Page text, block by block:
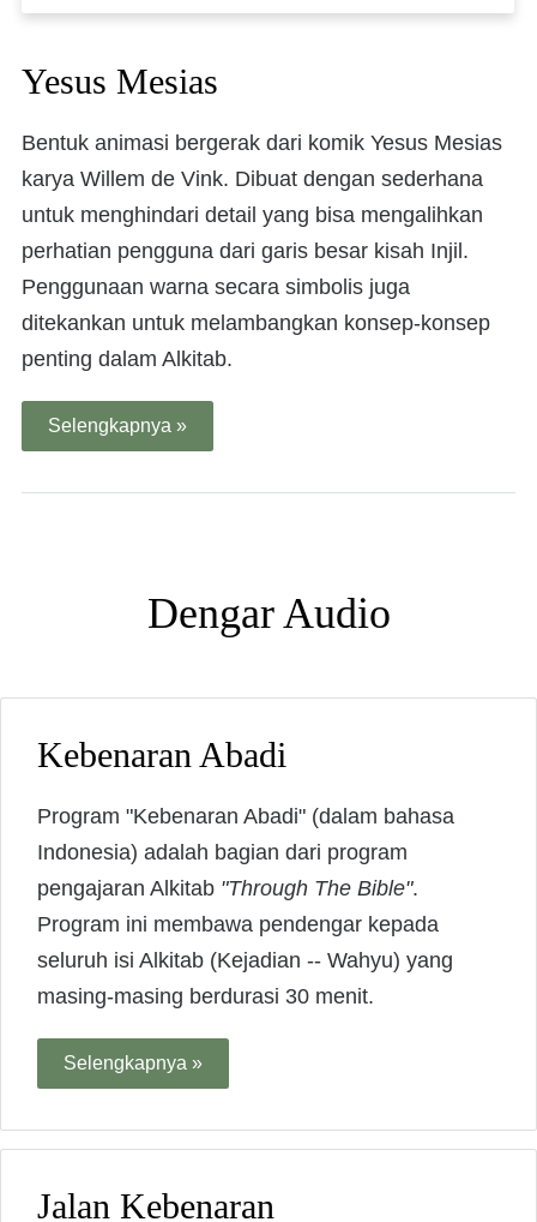
Yesus Mesias
Bentuk animasi bergerak dari komik Yesus Mesias
karya Willem de Vink. Dibuat dengan sederhana
untuk menghindari detail yang bisa mengalihkan
perhatian pengguna dari garis besar kisah Injil.
Penggunaan warna secara simbolis juga
ditekankan untuk melambangkan konsep-konsep
penting dalam Alkitab.
Selengkapnya »
Dengar Audio
Kebenaran Abadi
Program "Kebenaran Abadi" (dalam bahasa
Indonesia) adalah bagian dari program
pengajaran Alkitab "Through The Bible".
Program ini membawa pendengar kepada
seluruh isi Alkitab (Kejadian -- Wahyu) yang
masing-masing berdurasi 30 menit.
Selengkapnya »
Jalan Kebenaran